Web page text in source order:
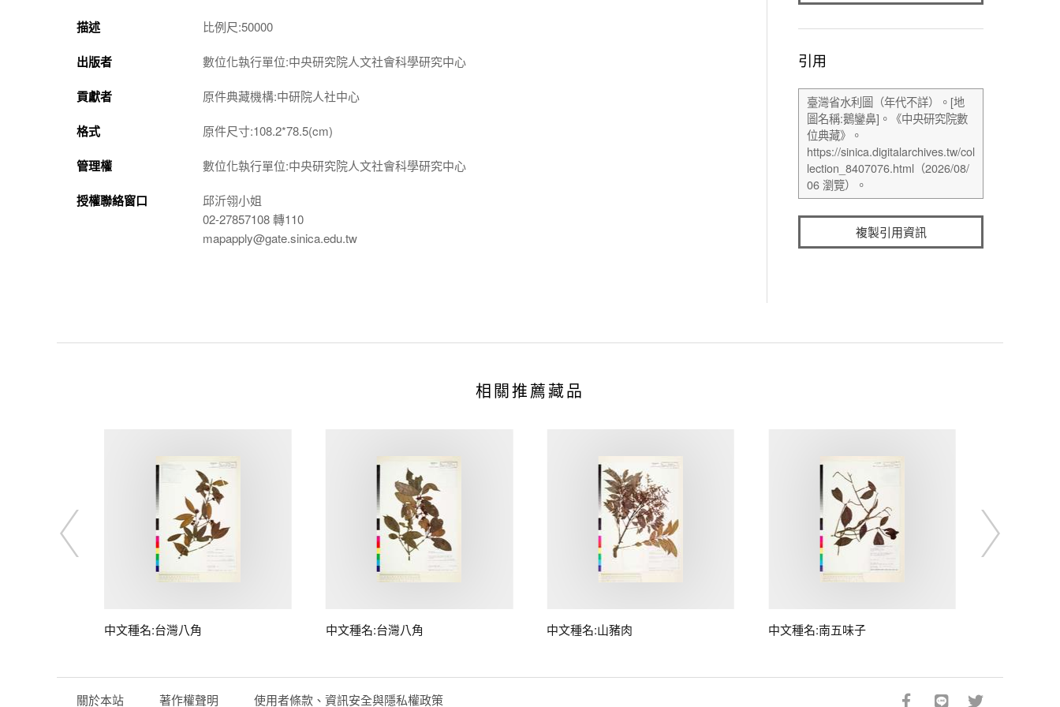
描述
比例尺:50000
出版者 數位化執行單位:中央研究院人文社會科學研究中心
貢獻者 原件典藏機構:中研院人社中心
格式 原件尺寸:108.2*78.5(cm)
管理權 數位化執行單位:中央研究院人文社會科學研究中心
授權聯絡窗口
邱沂翎小姐
02-27857108 轉110
mapapply@gate.sinica.edu.tw
引用
複製引用資訊
相關推薦藏品
中文種名:台灣八角 中文種名:台灣八角 中文種名:山豬肉 中文種名:南五味子
關於本站 著作權聲明 使用者條款、資訊安全與隱私權政策